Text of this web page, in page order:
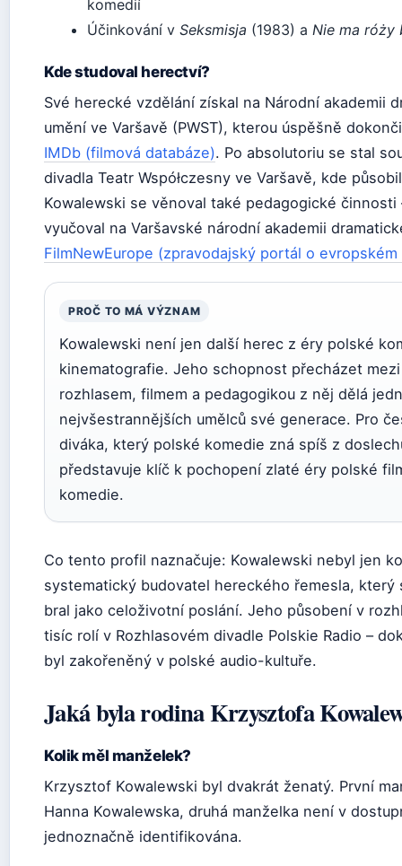
komedií
Účinkování v Seksmisja (1983) a Nie ma róży
Kde studoval herectví?
Své herecké vzdělání získal na Národní akademii
umění ve Varšavě (PWST), kterou úspěšně
IMDb (filmová databáze). Po absolutoriu se stal
divadla Teatr Współczesny ve Varšavě, kde
Kowalewski se věnoval také pedagogické činnosti
vyučoval na Varšavské národní akademii
FilmNewEurope (zpravodajský portál o evropském
PROČ TO MÁ VÝZNAM
Kowalewski není jen další herec z éry polské
kinematografie. Jeho schopnost přecházet
rozhlasem, filmem a pedagogikou z něj dělá
nejvšestrannějších umělců své generace. Pro
diváka, který polské komedie zná spíš z
představuje klíč k pochopení zlaté éry polské
komedie.
Co tento profil naznačuje: Kowalewski nebyl jen
systematický budovatel hereckého řemesla, který
bral jako celoživotní poslání. Jeho působení v
tisíc rolí v Rozhlasovém divadle Polskie Radio –
byl zakořeněný v polské audio-kultuře.
Jaká byla rodina Krzysztofa
Kolik měl manželek?
Krzysztof Kowalewski byl dvakrát ženatý. První
Hanna Kowalewska, druhá manželka není v
jednoznačně identifikována.